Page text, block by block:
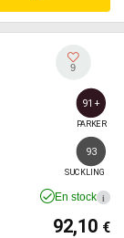
9
91+
PARKER
93
SUCKLING
En stock i
92,10 €